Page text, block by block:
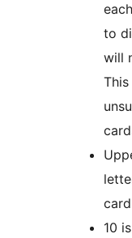
to
will
10